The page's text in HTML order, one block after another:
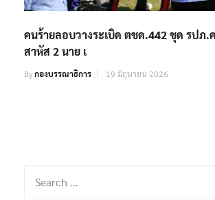
คนร้ายลอบวางระเบิด ตชด.442 ชุด รปภ.
สาหัส 2 นาย เ
Byกองบรรณาธิการ 19 มิถุนายน 2026